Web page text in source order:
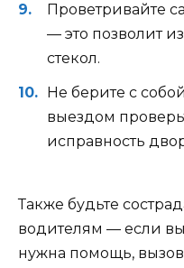
Проветривайте
— это позволит
стекол.
Не берите с
выездом
исправность
Также будьте
водителям — если
нужна помощь,